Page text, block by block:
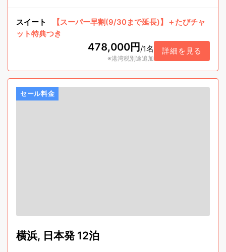
スイート
【スーパー早割(9/30まで延長)】＋たびチャ
ット特典つき
478,000円/1名
※港湾税別途追加
詳細を見る
セール料金
横浜, 日本発 12泊